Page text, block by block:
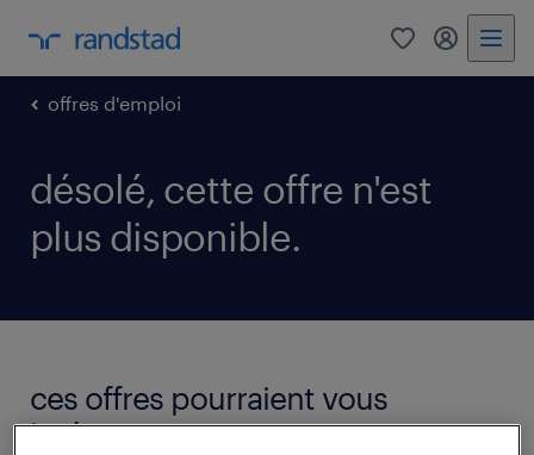
0 mon
offres d'emploi
désolé, cette offre n'est
plus disponible.
ces offres pourraient vous
intéresser.